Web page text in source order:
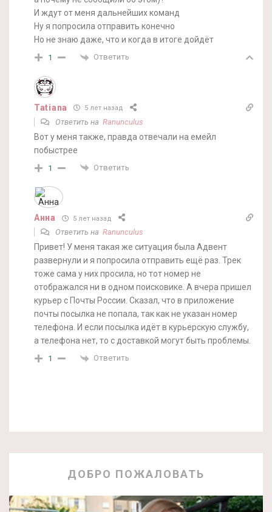
И ждут от меня дальнейших команд
Ну я попросила отправить конечно
Но не знаю даже, что и когда в итоге дойдёт
1 Ответить
Tatiana 5 лет назад
Ответить на Ranunculus
Вот у меня также, правда отвечали на емейл
побыстрее
1 Ответить
Анна 5 лет назад
Ответить на Ranunculus
Привет! У меня такая же ситуация была Адвент
развернули и я попросила отправить ещё раз. Трек
тоже сама у них просила, но тот номер не
отображался ни в одном поисковике. А вчера пришел
курьер с Почты России. Сказал, что в приложение
почты посылка не попала, так как не указан номер
телефона. И если посылка идёт в курьерскую службу,
а телефона нет, то с доставкой могут быть проблемы.
1 Ответить
ДОБРО ПОЖАЛОВАТЬ